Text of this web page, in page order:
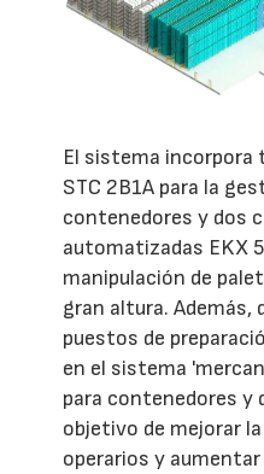
El sistema incorpora
STC 2B1A para la
contenedores y dos
automatizadas EKX
manipulación de
gran altura. Además,
puestos de
en el sistema
para contenedores y
objetivo de mejorar
operarios y